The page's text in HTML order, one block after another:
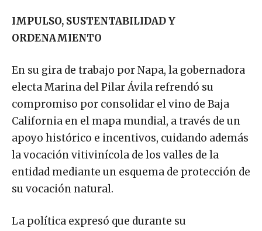
IMPULSO, SUSTENTABILIDAD Y
ORDENAMIENTO
En su gira de trabajo por Napa, la gobernadora
electa Marina del Pilar Ávila refrendó su
compromiso por consolidar el vino de Baja
California en el mapa mundial, a través de un
apoyo histórico e incentivos, cuidando además
la vocación vitivinícola de los valles de la
entidad mediante un esquema de protección de
su vocación natural.
La política expresó que durante su